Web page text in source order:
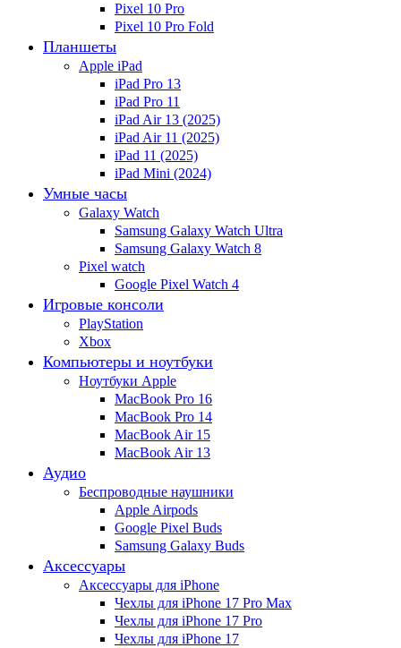
Pixel 10 Pro
Pixel 10 Pro Fold
Планшеты
Apple iPad
iPad Pro 13
iPad Pro 11
iPad Air 13 (2025)
iPad Air 11 (2025)
iPad 11 (2025)
iPad Mini (2024)
Умные часы
Galaxy Watch
Samsung Galaxy Watch Ultra
Samsung Galaxy Watch 8
Pixel watch
Google Pixel Watch 4
Игровые консоли
PlayStation
Xbox
Компьютеры и ноутбуки
Ноутбуки Apple
MacBook Pro 16
MacBook Pro 14
MacBook Air 15
MacBook Air 13
Аудио
Беспроводные наушники
Apple Airpods
Google Pixel Buds
Samsung Galaxy Buds
Аксессуары
Аксессуары для iPhone
Чехлы для iPhone 17 Pro Max
Чехлы для iPhone 17 Pro
Чехлы для iPhone 17